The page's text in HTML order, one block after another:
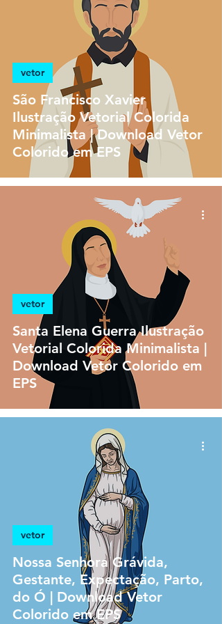
São Francisco Xavier
Ilustração Vetorial Colorida
Minimalista | Download Vetor
Colorido em EPS
vetor
Santa Elena Guerra Ilustração
Vetorial Colorida Minimalista |
Download Vetor Colorido em
EPS
vetor
Nossa Senhora Grávida,
Gestante, Expectação, Parto,
do Ó | Download Vetor
Colorido em EPS
vetor